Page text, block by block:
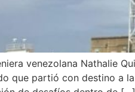
venezolana Nathalie
que partió con destino a